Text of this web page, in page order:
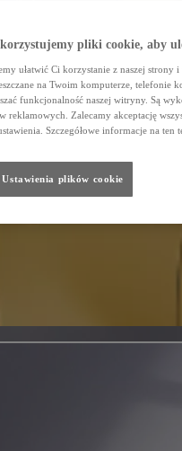
pliki cookie, aby
ułatwić Ci korzystanie z naszej
na Twoim komputerze, telefonie
funkcjonalność naszej witryny. Są
reklamowych. Zalecamy akceptację
Szczegółowe informacje na ten
Ustawienia plików cookie